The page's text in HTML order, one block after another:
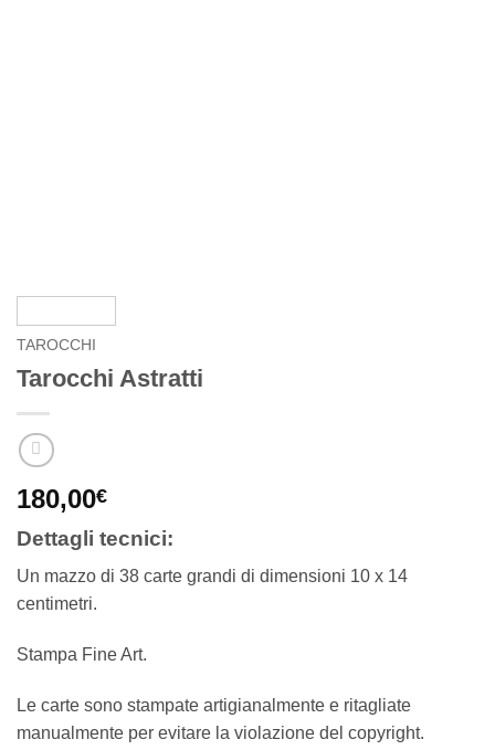
TAROCCHI
Tarocchi Astratti
180,00€
Dettagli tecnici:
Un mazzo di 38 carte grandi di dimensioni 10 x 14
centimetri.
Stampa Fine Art.
Le carte sono stampate artigianalmente e ritagliate
manualmente per evitare la violazione del copyright.